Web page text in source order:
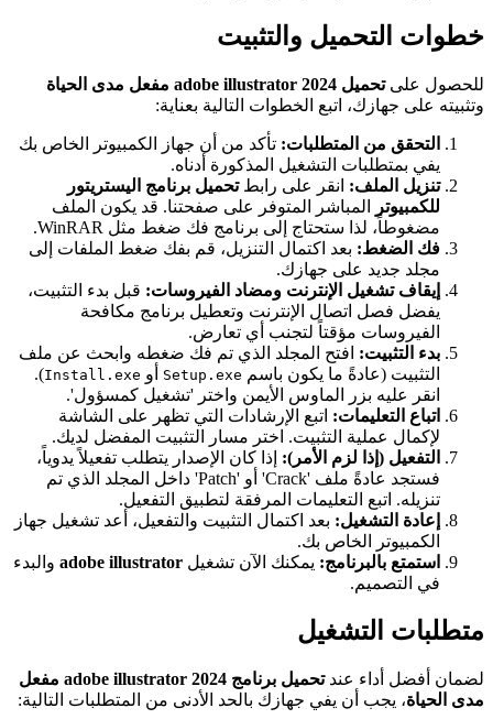
خطوات التحميل والتثبيت
للحصول علىتحميل adobe illustrator 2024 مفعل مدى الحياة
وتثبيته على جهازك، اتبع الخطوات التالية بعناية:
التحقق من المتطلبات: تأكد من أن جهاز الكمبيوتر الخاص بك
يفي بمتطلبات التشغيل المذكورة أدناه.
تنزيل الملف: انقر على رابطتحميل برنامج اليستريتور
للكمبيوتر
المباشر المتوفر على صفحتنا. قد يكون الملف
مضغوطاً، لذا ستحتاج إلى برنامج فك ضغط مثل WinRAR.
فك الضغط: بعد اكتمال التنزيل، قم بفك ضغط الملفات إلى
مجلد جديد على جهازك.
إيقاف تشغيل الإنترنت ومضاد الفيروسات: قبل بدء التثبيت،
يفضل فصل اتصال الإنترنت وتعطيل برنامج مكافحة
الفيروسات مؤقتاً لتجنب أي تعارض.
بدء التثبيت: افتح المجلد الذي تم فك ضغطه وابحث عن ملف
التثبيت (عادةً ما يكون باسم Setup.exe أو Install.exe
).
انقر عليه بزر الماوس الأيمن واختر 'تشغيل كمسؤول'.
اتباع التعليمات: اتبع الإرشادات التي تظهر على الشاشة
لإكمال عملية التثبيت. اختر مسار التثبيت المفضل لديك.
التفعيل (إذا لزم الأمر): إذا كان الإصدار يتطلب تفعيلاً يدوياً،
فستجد عادةً ملف 'Crack' أو 'Patch' داخل المجلد الذي تم
تنزيله. اتبع التعليمات المرفقة لتطبيق التفعيل.
إعادة التشغيل: بعد اكتمال التثبيت والتفعيل، أعد تشغيل جهاز
الكمبيوتر الخاص بك.
استمتع بالبرنامج: يمكنك الآن تشغيل adobe illustrator والبدء
في التصميم.
متطلبات التشغيل
لضمان أفضل أداء عند
تحميل برنامج adobe illustrator 2024 مفعل
مدى الحياة، يجب أن يفي جهازك بالحد الأدنى من المتطلبات التالية: